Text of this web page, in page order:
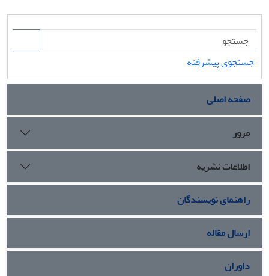
جستجوی پیشرفته
صفحه اصلی
مرور
اطلاعات نشریه
راهنمای نویسندگان
ارسال مقاله
داوران